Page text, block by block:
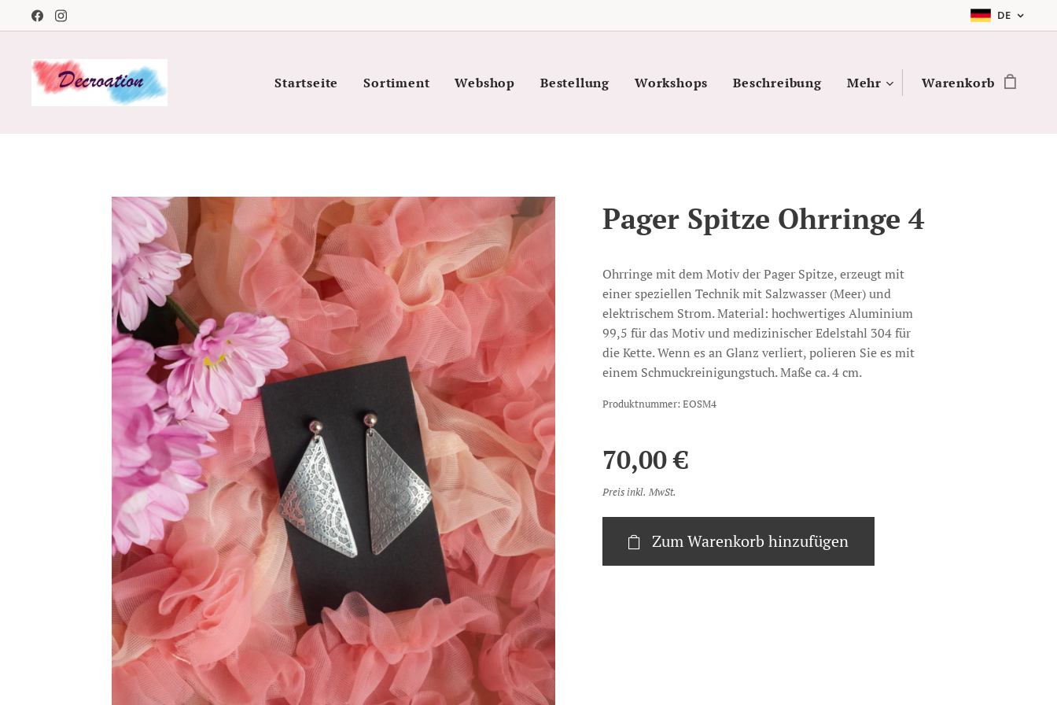
DE
Startseite Sortiment Webshop Bestellung Workshops Beschreibung Mehr Warenkorb
Pager Spitze Ohrringe 4
Ohrringe mit dem Motiv der Pager Spitze, erzeugt mit
einer speziellen Technik mit Salzwasser (Meer) und
elektrischem Strom. Material: hochwertiges Aluminium
99,5 für das Motiv und medizinischer Edelstahl 304 für
die Kette. Wenn es an Glanz verliert, polieren Sie es mit
einem Schmuckreinigungstuch. Maße ca. 4 cm.
Produktnummer: EOSM4
70,00€
Preis inkl. MwSt.
Zum Warenkorb hinzufügen